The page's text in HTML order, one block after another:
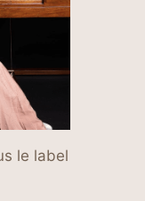
le label